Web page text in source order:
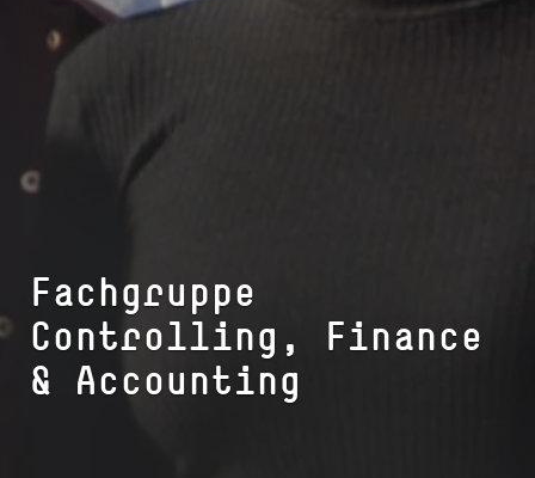
Fachgruppe
Controlling, Finance
& Accounting